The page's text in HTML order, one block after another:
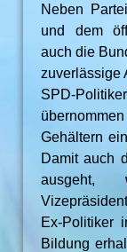
Neben
und dem
auch die
zuverlässige
SPD-
Gehältern
Damit auch
Ex-Politiker
Bildung